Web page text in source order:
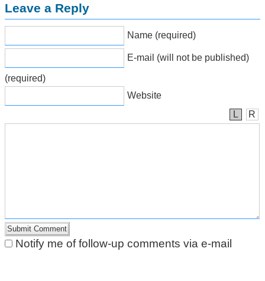
Leave a Reply
Name (required)
E-mail (will not be published)
(required)
Website
L
R
Notify me of follow-up comments via e-mail